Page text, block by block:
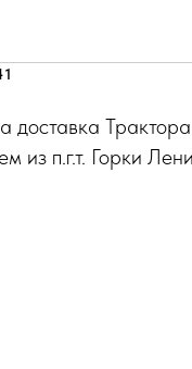
доставка
из п.г.т. Горки